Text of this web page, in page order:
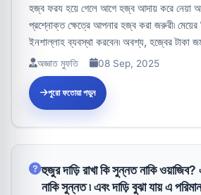
হজ্ব ফরয হয়ে গেলে আগে হজ্ব আদায় করে নেয়া
প্রশ্নোক্ত ক্ষেত্রে আপনার হজ্ব করা জরুরী৷ মেয়ের
ইনশাল্লাহ ব্যবস্থা করবেন৷ অবশ্য, হজ্বের টাকা
প...অজ্ঞাত মুফতি 08 Sep, 2025
পুরো ফতোয়া পড়ুন
হুজুর দাড়ি রাখা কি সুন্নত নাকি
নাকি সুন্নত ৷ এবং দাড়ি বুঝা যায় এ